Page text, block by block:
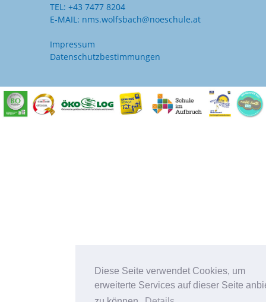
Diese Seite verwendet Cookies, um
erweiterte Services auf dieser Seite
TEL: +43 7477 8204
E-MAIL: nms.wolfsbach@noeschule.at
Impressum
Datenschutzbestimmungen